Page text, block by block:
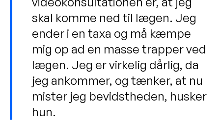
skal komme ned til lægen. Jeg
ender i en taxa og må kæmpe
mig op ad en masse trapper ved
lægen. Jeg er virkelig dårlig, da
jeg ankommer, og tænker, at nu
mister jeg bevidstheden, husker
hun.